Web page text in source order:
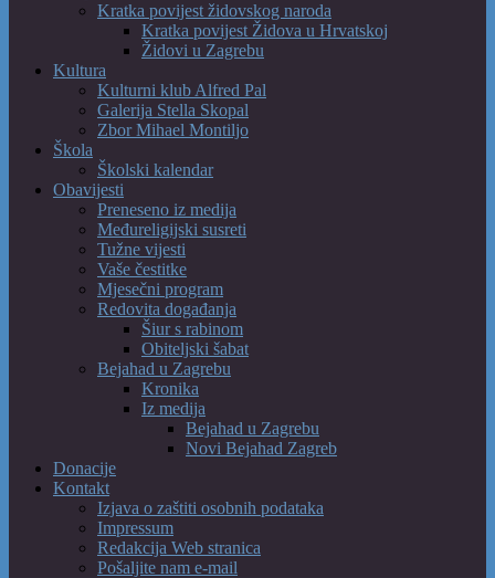
Kratka povijest židovskog naroda
Kratka povijest Židova u Hrvatskoj
Židovi u Zagrebu
Kultura
Kulturni klub Alfred Pal
Galerija Stella Skopal
Zbor Mihael Montiljo
Škola
Školski kalendar
Obavijesti
Preneseno iz medija
Međureligijski susreti
Tužne vijesti
Vaše čestitke
Mjesečni program
Redovita događanja
Šiur s rabinom
Obiteljski šabat
Bejahad u Zagrebu
Kronika
Iz medija
Bejahad u Zagrebu
Novi Bejahad Zagreb
Donacije
Kontakt
Izjava o zaštiti osobnih podataka
Impressum
Redakcija Web stranica
Pošaljite nam e-mail